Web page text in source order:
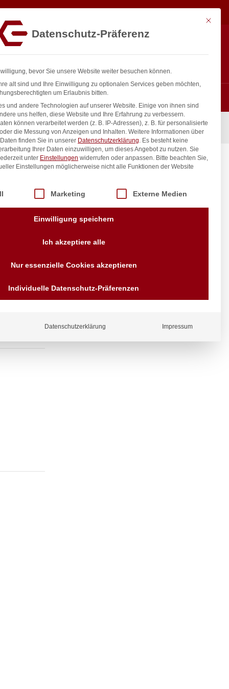
für
inkl. / exkl. MwSt.
Anfragen
Wir sind seit über 40 Jahren
für Sie da
Vorrauskasse Paypal,
Kreditkarte, Direkt
€ exkl. MwSt. In den Warenkorb
Mit
Datenschutz-Präferenz
bevor Sie unsere Website weiter besuchen können.
alt sind und Ihre Einwilligung zu optionalen Services geben möchten,
um Erlaubnis bitten.
und andere Technologien auf unserer Website. Einige von ihnen sind
uns helfen, diese Website und Ihre Erfahrung zu verbessern.
können verarbeitet werden (z. B. IP-Adressen), z. B. für personalisierte
die Messung von Anzeigen und Inhalten. Weitere Informationen über
finden Sie in unserer Datenschutzerklärung. Es besteht keine
Ihrer Daten einzuwilligen, um dieses Angebot zu nutzen. Sie
unter Einstellungen widerrufen oder anpassen. Bitte beachten Sie,
Einstellungen möglicherweise nicht alle Funktionen der Website
Service-Gruppen, für die eine Einwilligung erteilt werden kann.
Marketing Externe Medien
Einwilligung speichern
Ich akzeptiere alle
Nur essenzielle Cookies akzeptieren
Individuelle Datenschutz-Präferenzen
Datenschutzerklärung Impressum